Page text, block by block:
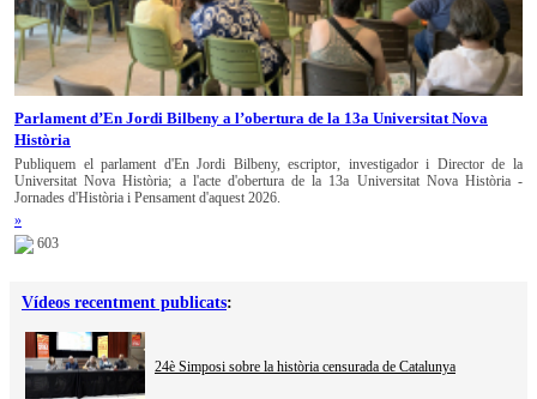
Parlament d’En Jordi Bilbeny a l’obertura de la 13a Universitat Nova
Història
Publiquem el parlament d'En Jordi Bilbeny, escriptor, investigador i Director de la
Universitat Nova Història; a l'acte d'obertura de la 13a Universitat Nova Història -
Jornades d'Història i Pensament d'aquest 2026.
»
603
Vídeos recentment publicats:
24è Simposi sobre la història censurada de Catalunya